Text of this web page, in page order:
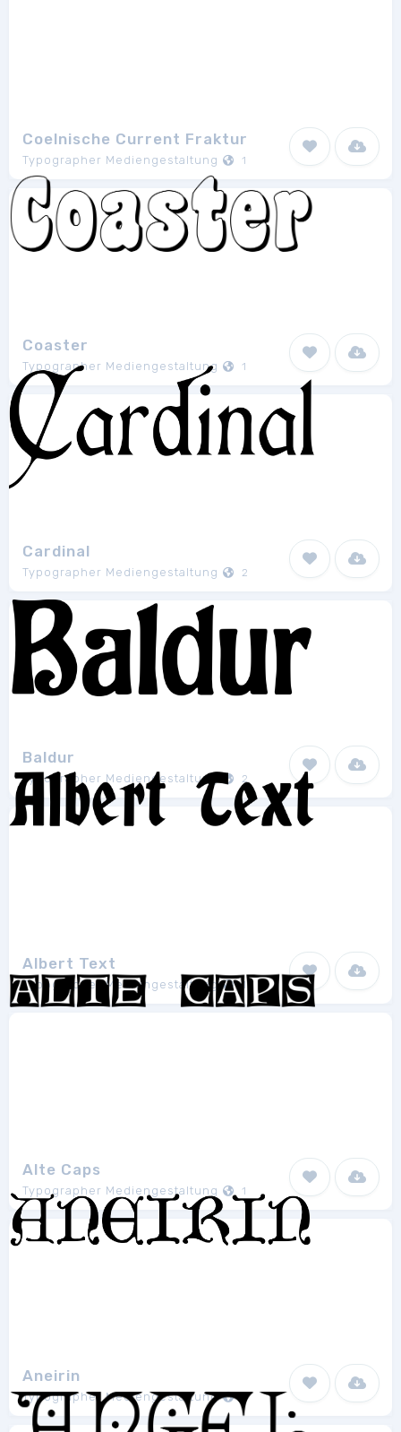
Coelnische Current Fraktur
Typographer Mediengestaltung 1
Coaster
Typographer Mediengestaltung 1
Cardinal
Typographer Mediengestaltung 2
Baldur
Typographer Mediengestaltung 2
Albert Text
Typographer Mediengestaltung 1
Alte Caps
Typographer Mediengestaltung 1
Aneirin
Typographer Mediengestaltung